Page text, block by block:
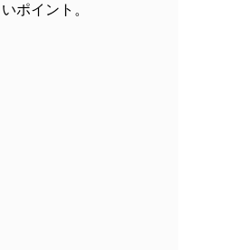
ポイント。